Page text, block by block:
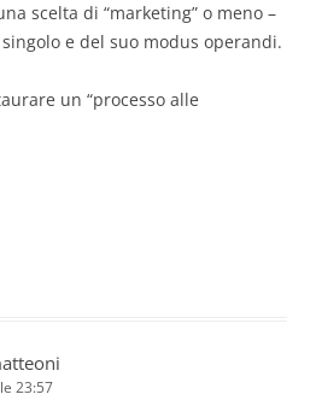
scelta di “marketing” o meno –
e del suo modus operandi.
un “processo alle
23:57